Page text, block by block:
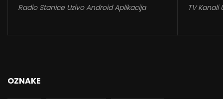
Radio Stanice Uzivo Android Aplikacija TV Kanali
OZNAKE